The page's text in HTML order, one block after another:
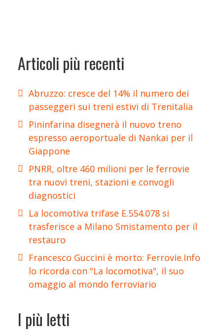
Articoli più recenti
Abruzzo: cresce del 14% il numero dei
passeggeri sui treni estivi di Trenitalia
Pininfarina disegnerà il nuovo treno
espresso aeroportuale di Nankai per il
Giappone
PNRR, oltre 460 milioni per le ferrovie
tra nuovi treni, stazioni e convogli
diagnostici
La locomotiva trifase E.554.078 si
trasferisce a Milano Smistamento per il
restauro
Francesco Guccini è morto: Ferrovie.Info
lo ricorda con "La locomotiva", il suo
omaggio al mondo ferroviario
I più letti